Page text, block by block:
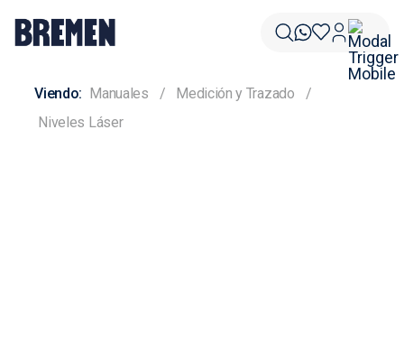
Manuales
Medición y Trazado
Niveles Láser